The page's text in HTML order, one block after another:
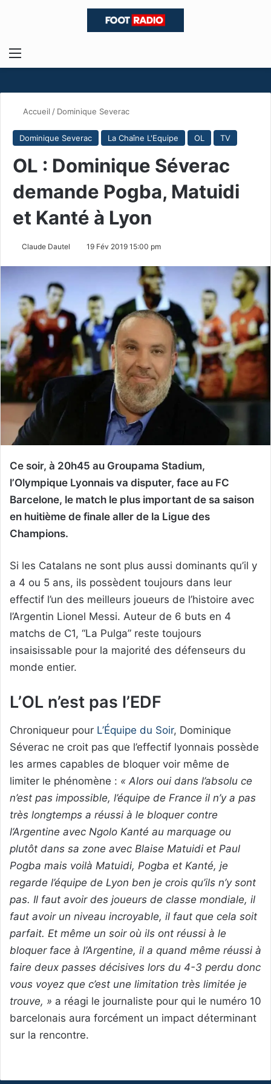
Menu
Accueil / Dominique Severac
Dominique Severac La Chaîne L'Equipe OL TV
OL : Dominique Séverac
demande Pogba, Matuidi
et Kanté à Lyon
Claude Dautel 19 Fév 2019 15:00 pm
Ce soir, à 20h45 au Groupama Stadium,
l’Olympique Lyonnais va disputer, face au FC
Barcelone, le match le plus important de sa saison
en huitième de finale aller de la Ligue des
Champions.
Si les Catalans ne sont plus aussi dominants qu’il y
a 4 ou 5 ans, ils possèdent toujours dans leur
effectif l’un des meilleurs joueurs de l’histoire avec
l’Argentin Lionel Messi. Auteur de 6 buts en 4
matchs de C1, “La Pulga” reste toujours
insaisissable pour la majorité des défenseurs du
monde entier.
L’OL n’est pas l’EDF
Chroniqueur pour L’Équipe du Soir, Dominique
Séverac ne croit pas que l’effectif lyonnais possède
les armes capables de bloquer voir même de
limiter le phénomène : « Alors oui dans l’absolu ce
n’est pas impossible, l’équipe de France il n’y a pas
très longtemps a réussi à le bloquer contre
l’Argentine avec Ngolo Kanté au marquage ou
plutôt dans sa zone avec Blaise Matuidi et Paul
Pogba mais voilà Matuidi, Pogba et Kanté, je
regarde l’équipe de Lyon ben je crois qu’ils n’y sont
pas. Il faut avoir des joueurs de classe mondiale, il
faut avoir un niveau incroyable, il faut que cela soit
parfait. Et même un soir où ils ont réussi à le
bloquer face à l’Argentine, il a quand même réussi à
faire deux passes décisives lors du 4-3 perdu donc
vous voyez que c’est une limitation très limitée je
trouve, » a réagi le journaliste pour qui le numéro 10
barcelonais aura forcément un impact déterminant
sur la rencontre.